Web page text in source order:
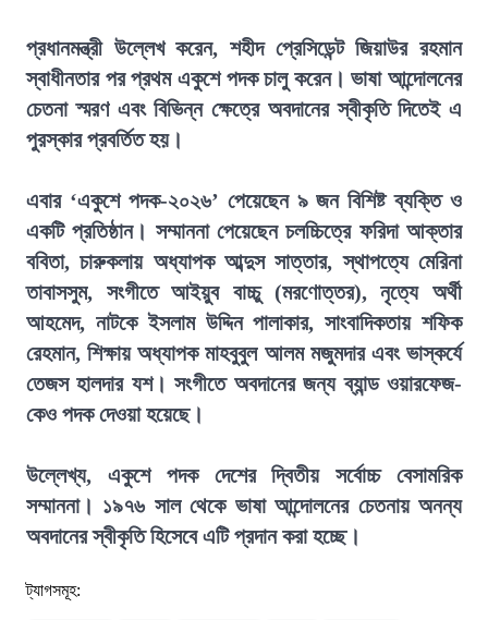
প্রধানমন্ত্রী উল্লেখ করেন, শহীদ প্রেসিডেন্ট জিয়াউর রহমান
স্বাধীনতার পর প্রথম একুশে পদক চালু করেন। ভাষা আন্দোলনের
চেতনা স্মরণ এবং বিভিন্ন ক্ষেত্রে অবদানের স্বীকৃতি দিতেই এ
পুরস্কার প্রবর্তিত হয়।
এবার ‘একুশে পদক-২০২৬’ পেয়েছেন ৯ জন বিশিষ্ট ব্যক্তি ও
একটি প্রতিষ্ঠান। সম্মাননা পেয়েছেন চলচ্চিত্রে ফরিদা আক্তার
ববিতা, চারুকলায় অধ্যাপক আব্দুস সাত্তার, স্থাপত্যে মেরিনা
তাবাসসুম, সংগীতে আইয়ুব বাচ্চু (মরণোত্তর), নৃত্যে অর্থী
আহমেদ, নাটকে ইসলাম উদ্দিন পালাকার, সাংবাদিকতায় শফিক
রেহমান, শিক্ষায় অধ্যাপক মাহবুবুল আলম মজুমদার এবং ভাস্কর্যে
তেজস হালদার যশ। সংগীতে অবদানের জন্য ব্যান্ড ওয়ারফেজ-
কেও পদক দেওয়া হয়েছে।
উল্লেখ্য, একুশে পদক দেশের দ্বিতীয় সর্বোচ্চ বেসামরিক
সম্মাননা। ১৯৭৬ সাল থেকে ভাষা আন্দোলনের চেতনায় অনন্য
অবদানের স্বীকৃতি হিসেবে এটি প্রদান করা হচ্ছে।
ট্যাগসমূহ: